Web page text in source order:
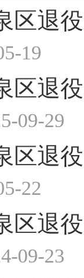
区退
19
区退
09-29
区退
22
区退
09-23